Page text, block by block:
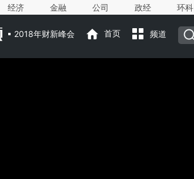
经济 金融 公司 政经 环科
2018年财新峰会 首页 频道